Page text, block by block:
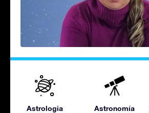
Astrologia Astronomía